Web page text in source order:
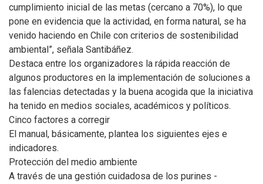
cumplimiento inicial de las metas (cercano a 70%), lo que
pone en evidencia que la actividad, en forma natural, se ha
venido haciendo en Chile con criterios de sostenibilidad
ambiental”, señala Santibáñez.
Destaca entre los organizadores la rápida reacción de
algunos productores en la implementación de soluciones a
las falencias detectadas y la buena acogida que la iniciativa
ha tenido en medios sociales, académicos y políticos.
Cinco factores a corregir
El manual, básicamente, plantea los siguientes ejes e
indicadores.
Protección del medio ambiente
A través de una gestión cuidadosa de los purines -